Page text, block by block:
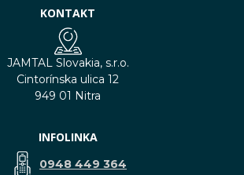
KONTAKT
JAMTAL Slovakia, s.r.o.
Cintorínska ulica 12
949 01 Nitra
INFOLINKA
0948 449 364